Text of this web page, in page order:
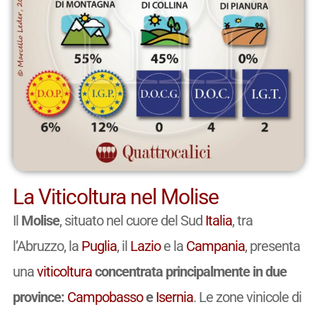
La Viticoltura nel Molise
Il Molise, situato nel cuore del Sud Italia, tra
l’Abruzzo, la Puglia, il Lazioe la Campania, presenta
unaviticolturaconcentrata principalmente in due
province: CampobassoeIsernia. Le zone vinicole di